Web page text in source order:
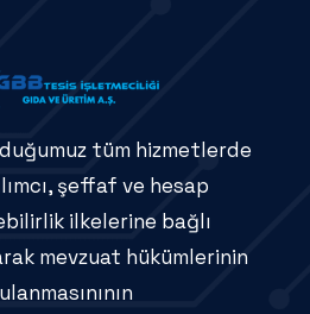
tüm hizmetlerde
şeffaf ve hesap
ilkelerine bağlı
mevzuat hükümlerinin